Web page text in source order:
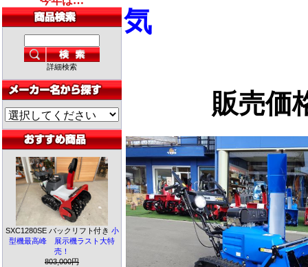
詳細検索
SXC1280SE バックリフト付き 小
型機最高峰 展示機ラスト大特
売！
803,000円
気
販売